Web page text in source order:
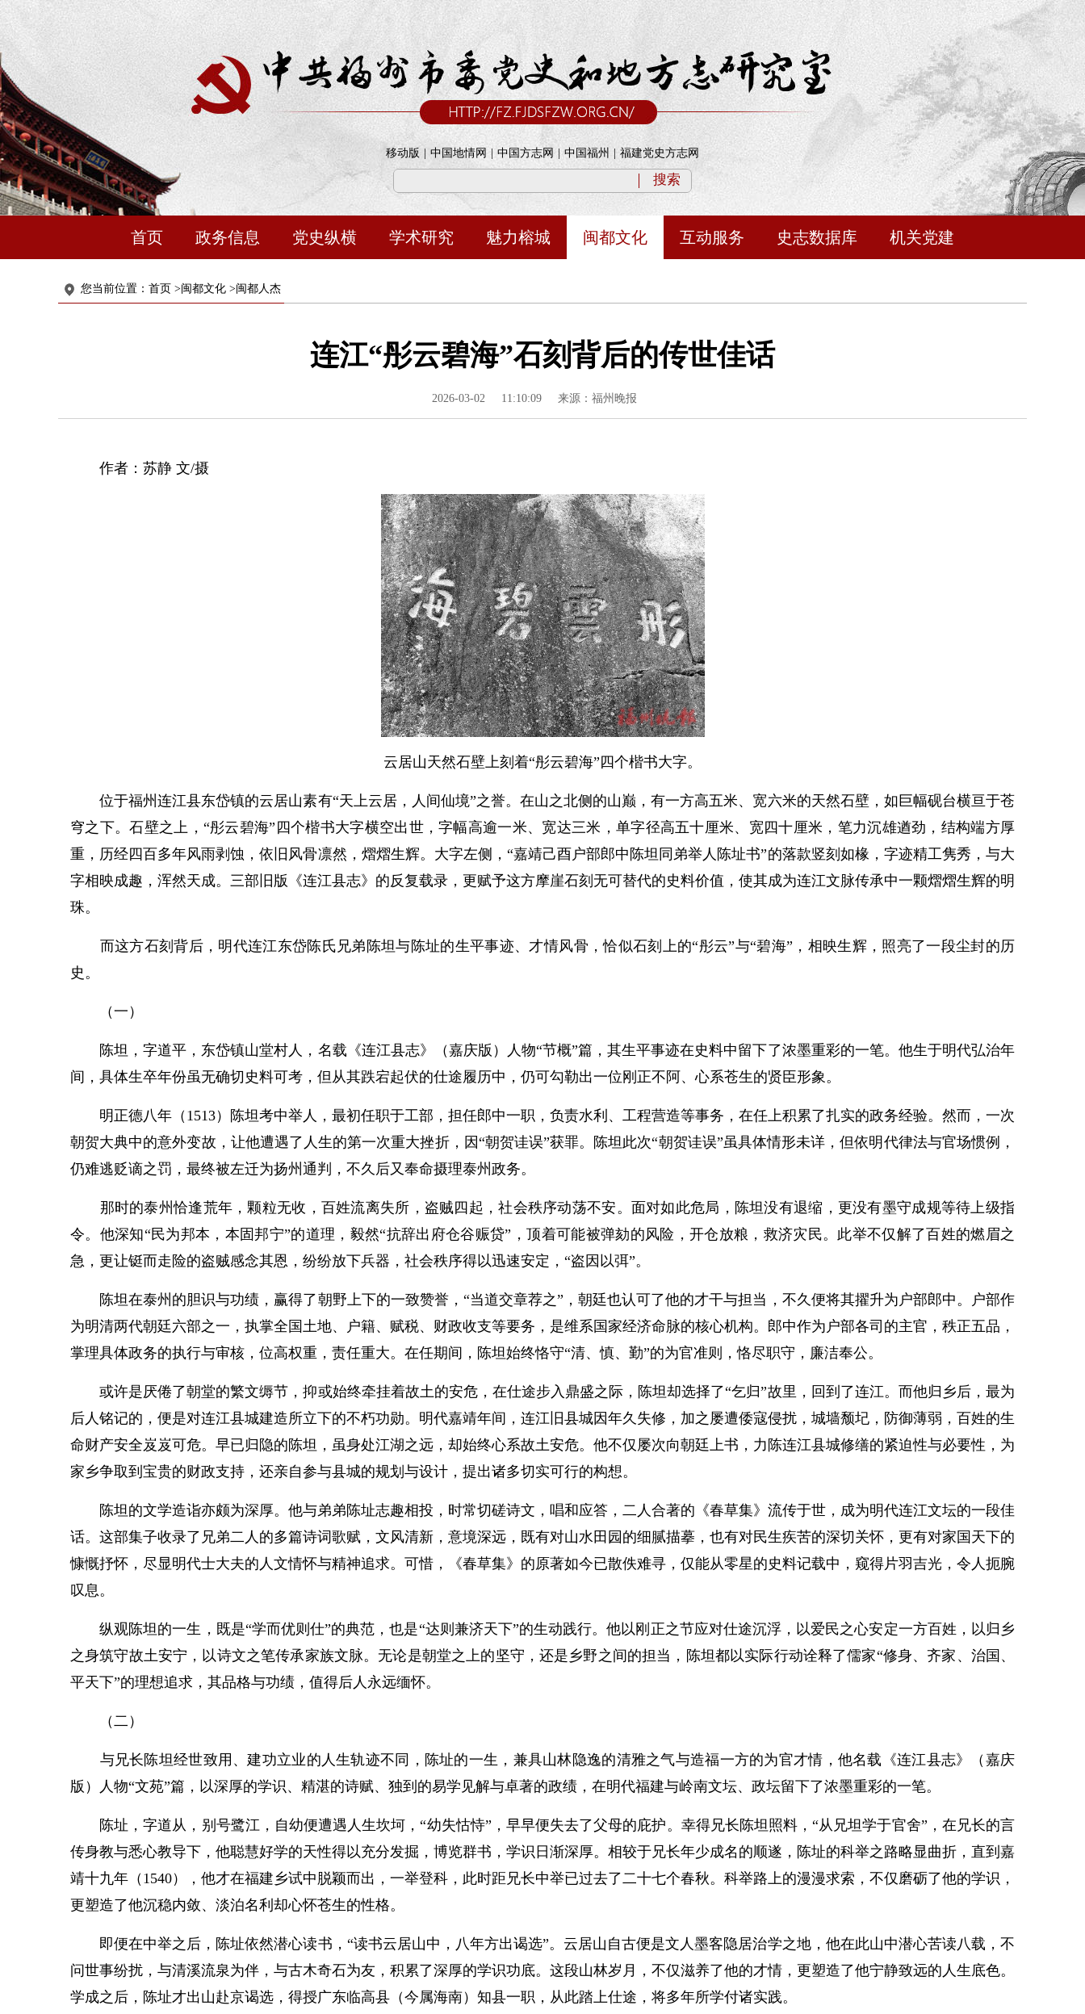
移动版 中国地情网 中国方志网 中国福州 福建党史方志网
搜索
首页 政务信息 党史纵横 学术研究 魅力榕城 闽都文化 互动服务 史志数据库 机关党建
您当前位置： 首页 >闽都文化 >闽都人杰
连江“彤云碧海”石刻背后的传世佳话
2026-03-02 11:10:09 来源：福州晚报
作者：苏静 文/摄
云居山天然石壁上刻着“彤云碧海”四个楷书大字。
位于福州连江县东岱镇的云居山素有“天上云居，人间仙境”之誉。在山之北侧的山巅，有一方高五米、宽六米的天然石壁，如巨幅砚台横亘于苍
穹之下。石壁之上，“彤云碧海”四个楷书大字横空出世，字幅高逾一米、宽达三米，单字径高五十厘米、宽四十厘米，笔力沉雄遒劲，结构端方厚
重，历经四百多年风雨剥蚀，依旧风骨凛然，熠熠生辉。大字左侧，“嘉靖己酉户部郎中陈坦同弟举人陈址书”的落款竖刻如椽，字迹精工隽秀，与大
字相映成趣，浑然天成。三部旧版《连江县志》的反复载录，更赋予这方摩崖石刻无可替代的史料价值，使其成为连江文脉传承中一颗熠熠生辉的明
珠。
而这方石刻背后，明代连江东岱陈氏兄弟陈坦与陈址的生平事迹、才情风骨，恰似石刻上的“彤云”与“碧海”，相映生辉，照亮了一段尘封的历
史。
（一）
陈坦，字道平，东岱镇山堂村人，名载《连江县志》（嘉庆版）人物“节概”篇，其生平事迹在史料中留下了浓墨重彩的一笔。他生于明代弘治年
间，具体生卒年份虽无确切史料可考，但从其跌宕起伏的仕途履历中，仍可勾勒出一位刚正不阿、心系苍生的贤臣形象。
明正德八年（1513）陈坦考中举人，最初任职于工部，担任郎中一职，负责水利、工程营造等事务，在任上积累了扎实的政务经验。然而，一次
朝贺大典中的意外变故，让他遭遇了人生的第一次重大挫折，因“朝贺诖误”获罪。陈坦此次“朝贺诖误”虽具体情形未详，但依明代律法与官场惯例，
仍难逃贬谪之罚，最终被左迁为扬州通判，不久后又奉命摄理泰州政务。
那时的泰州恰逢荒年，颗粒无收，百姓流离失所，盗贼四起，社会秩序动荡不安。面对如此危局，陈坦没有退缩，更没有墨守成规等待上级指
令。他深知“民为邦本，本固邦宁”的道理，毅然“抗辞出府仓谷赈贷”，顶着可能被弹劾的风险，开仓放粮，救济灾民。此举不仅解了百姓的燃眉之
急，更让铤而走险的盗贼感念其恩，纷纷放下兵器，社会秩序得以迅速安定，“盗因以弭”。
陈坦在泰州的胆识与功绩，赢得了朝野上下的一致赞誉，“当道交章荐之”，朝廷也认可了他的才干与担当，不久便将其擢升为户部郎中。户部作
为明清两代朝廷六部之一，执掌全国土地、户籍、赋税、财政收支等要务，是维系国家经济命脉的核心机构。郎中作为户部各司的主官，秩正五品，
掌理具体政务的执行与审核，位高权重，责任重大。在任期间，陈坦始终恪守“清、慎、勤”的为官准则，恪尽职守，廉洁奉公。
或许是厌倦了朝堂的繁文缛节，抑或始终牵挂着故土的安危，在仕途步入鼎盛之际，陈坦却选择了“乞归”故里，回到了连江。而他归乡后，最为
后人铭记的，便是对连江县城建造所立下的不朽功勋。明代嘉靖年间，连江旧县城因年久失修，加之屡遭倭寇侵扰，城墙颓圮，防御薄弱，百姓的生
命财产安全岌岌可危。早已归隐的陈坦，虽身处江湖之远，却始终心系故土安危。他不仅屡次向朝廷上书，力陈连江县城修缮的紧迫性与必要性，为
家乡争取到宝贵的财政支持，还亲自参与县城的规划与设计，提出诸多切实可行的构想。
陈坦的文学造诣亦颇为深厚。他与弟弟陈址志趣相投，时常切磋诗文，唱和应答，二人合著的《春草集》流传于世，成为明代连江文坛的一段佳
话。这部集子收录了兄弟二人的多篇诗词歌赋，文风清新，意境深远，既有对山水田园的细腻描摹，也有对民生疾苦的深切关怀，更有对家国天下的
慷慨抒怀，尽显明代士大夫的人文情怀与精神追求。可惜，《春草集》的原著如今已散佚难寻，仅能从零星的史料记载中，窥得片羽吉光，令人扼腕
叹息。
纵观陈坦的一生，既是“学而优则仕”的典范，也是“达则兼济天下”的生动践行。他以刚正之节应对仕途沉浮，以爱民之心安定一方百姓，以归乡
之身筑守故土安宁，以诗文之笔传承家族文脉。无论是朝堂之上的坚守，还是乡野之间的担当，陈坦都以实际行动诠释了儒家“修身、齐家、治国、
平天下”的理想追求，其品格与功绩，值得后人永远缅怀。
（二）
与兄长陈坦经世致用、建功立业的人生轨迹不同，陈址的一生，兼具山林隐逸的清雅之气与造福一方的为官才情，他名载《连江县志》（嘉庆
版）人物“文苑”篇，以深厚的学识、精湛的诗赋、独到的易学见解与卓著的政绩，在明代福建与岭南文坛、政坛留下了浓墨重彩的一笔。
陈址，字道从，别号鹭江，自幼便遭遇人生坎坷，“幼失怙恃”，早早便失去了父母的庇护。幸得兄长陈坦照料，“从兄坦学于官舍”，在兄长的言
传身教与悉心教导下，他聪慧好学的天性得以充分发掘，博览群书，学识日渐深厚。相较于兄长年少成名的顺遂，陈址的科举之路略显曲折，直到嘉
靖十九年（1540），他才在福建乡试中脱颖而出，一举登科，此时距兄长中举已过去了二十七个春秋。科举路上的漫漫求索，不仅磨砺了他的学识，
更塑造了他沉稳内敛、淡泊名利却心怀苍生的性格。
即便在中举之后，陈址依然潜心读书，“读书云居山中，八年方出谒选”。云居山自古便是文人墨客隐居治学之地，他在此山中潜心苦读八载，不
问世事纷扰，与清溪流泉为伴，与古木奇石为友，积累了深厚的学识功底。这段山林岁月，不仅滋养了他的才情，更塑造了他宁静致远的人生底色。
学成之后，陈址才出山赴京谒选，得授广东临高县（今属海南）知县一职，从此踏上仕途，将多年所学付诸实践。